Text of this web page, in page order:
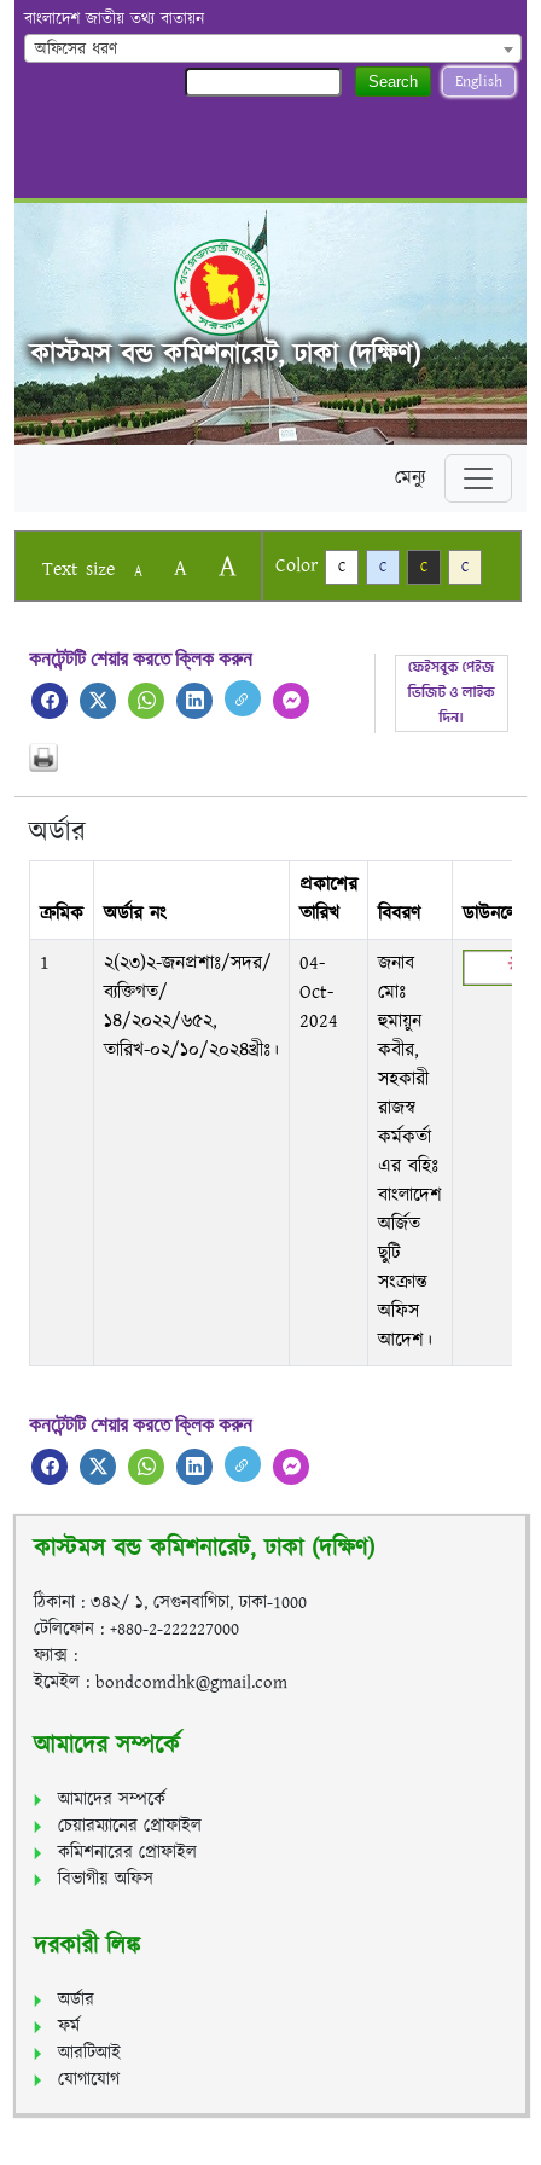
বাংলাদেশ জাতীয় তথ্য বাতায়ন
অফিসের ধরণ
English
Search
কাস্টমস বন্ড কমিশনারেট, ঢাকা (দক্ষিণ)
মেন্যু
Text size A A A Color C C C C
কনটেন্টটি শেয়ার করতে ক্লিক করুন
অর্ডার
ক্রমিক অর্ডার নং
প্রকাশের
তারিখ
বিবরণ
ডাউনলোড
1
২(২৩)২-জনপ্রশাঃ/সদর/
ব্যক্তিগত/
১৪/২০২২/৬৫২,
তারিখ-০২/১০/২০২৪খ্রীঃ।
04-
Oct-
2024
জনাব
মোঃ
হুমায়ুন
কবীর,
সহকারী
রাজস্ব
কর্মকর্তা
এর বহিঃ
বাংলাদেশ
অর্জিত
ছুটি
সংক্রান্ত
অফিস
আদেশ।
কনটেন্টটি শেয়ার করতে ক্লিক করুন
কাস্টমস বন্ড কমিশনারেট, ঢাকা (দক্ষিণ)
ঠিকানা : ৩৪২/ ১, সেগুনবাগিচা, ঢাকা-1000
টেলিফোন : +880-2-222227000
ফ্যাক্স :
ইমেইল : bondcomdhk@gmail.com
আমাদের সম্পর্কে
আমাদের সম্পর্কে
চেয়ারম্যানের প্রোফাইল
কমিশনারের প্রোফাইল
বিভাগীয় অফিস
দরকারী লিঙ্ক
অর্ডার
ফর্ম
আরটিআই
যোগাযোগ